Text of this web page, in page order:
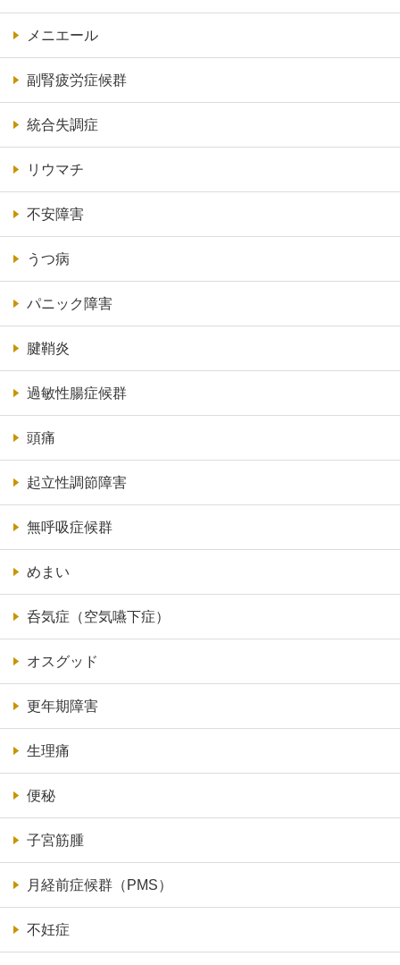
メニエール
副腎疲労症候群
統合失調症
リウマチ
不安障害
うつ病
パニック障害
腱鞘炎
過敏性腸症候群
頭痛
起立性調節障害
無呼吸症候群
めまい
呑気症（空気嚥下症）
オスグッド
更年期障害
生理痛
便秘
子宮筋腫
月経前症候群（PMS）
不妊症